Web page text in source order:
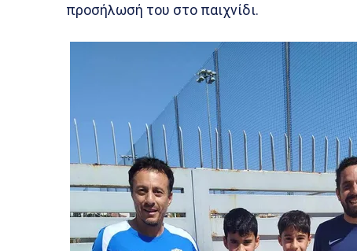
προσήλωσή του στο παιχνίδι.